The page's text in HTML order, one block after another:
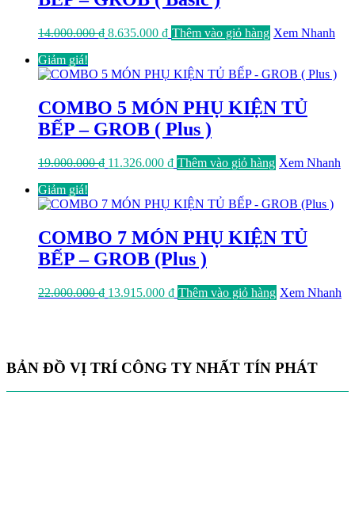
14.000.000₫ Giá
14.000.000 ₫.
8.635.000 ₫Giá
là:
Thêm vào giỏ hàng Xem Nhanh
Giảm giá!
COMBO 5 MÓN PHỤ KIỆN TỦ
BẾP – GROB ( Plus )
19.000.000₫ Giá
19.000.000 ₫.
11.326.000 ₫Giá
là:
Thêm vào giỏ hàng Xem Nhanh
Giảm giá!
COMBO 7 MÓN PHỤ KIỆN TỦ
BẾP – GROB (Plus )
22.000.000₫ Giá
13.915.000 ₫Giá
Thêm vào giỏ hàng Xem Nhanh
BẢN ĐỒ VỊ TRÍ CÔNG TY NHẤT TÍN PHÁT